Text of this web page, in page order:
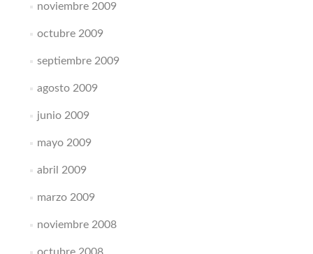
noviembre 2009
octubre 2009
septiembre 2009
agosto 2009
junio 2009
mayo 2009
abril 2009
marzo 2009
noviembre 2008